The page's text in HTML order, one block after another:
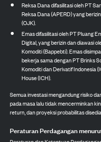
Reksa Dana difasilitasi oleh PT
Reksa Dana (APERD) yang
(OJK).
Emas difasilitasi oleh PT Pluang
Digital, yang berizin dan diawasi
Komoditi (Bappebti). Emas
bekerja sama dengan PT Brinks
Komoditi dan Derivatif Indonesia
House (ICH).
Semua investasi mengandung risiko
pada masa lalu tidak mencerminkan
return, dan proyeksi probabilitas
Peraturan Perdagangan